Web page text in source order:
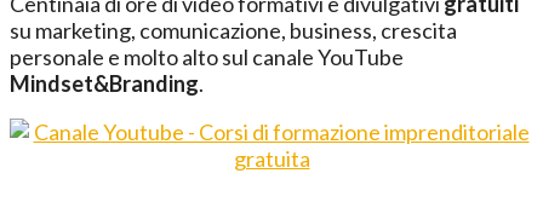
su marketing, comunicazione, business, crescita
personale e molto alto sul canale YouTube
Mindset&Branding.